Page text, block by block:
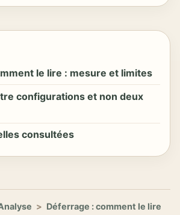
le lire : mesure et limites
configurations et non deux
consultées
> Déferrage : comment le lire